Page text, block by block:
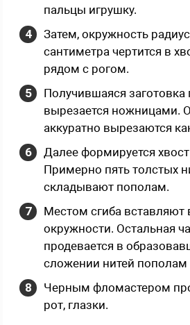
пальцы игрушку.
Затем, окружность
сантиметра чертится в
рядом с рогом.
Получившаяся
вырезается ножницами.
аккуратно вырезаются
Далее формируется
Примерно пять толстых
складывают пополам.
Местом сгиба вставляют
окружности. Остальная
продевается в
сложении нитей пополам
Черным фломастером
рот, глазки.